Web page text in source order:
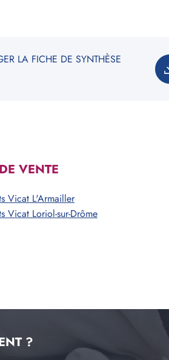
LA FICHE DE SYNTHÈSE
VENTE
Vicat L'Armailler
Vicat Loriol-sur-Drôme
?
*Information non contractuelle. Les
constituent en rien une garantie de